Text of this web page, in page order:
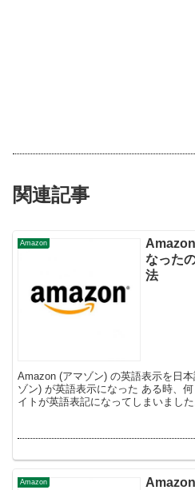
関連記事
Amazon
なった
法
Amazon (アマゾン) の英語表示を日
ゾン) が英語表示になった ある時、
イトが英語表記になってしまいました。 消して、米国
Amazon